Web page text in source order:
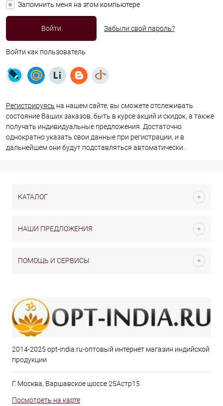
Запомнить меня на этом компьютере
Забыли свой пароль?
Войти как пользователь
Регистрируясь на нашем сайте, вы сможете отслеживать
состояние Ваших заказов, быть в курсе акций и скидок, а также
получать индивидуальные предложения. Достаточно
однократно указать свои данные при регистрации, и в
дальнейшем они будут подставляться автоматически.
КАТАЛОГ
НАШИ ПРЕДЛОЖЕНИЯ
ПОМОЩЬ И СЕРВИСЫ
2014-2025 opt-india.ru-оптовый интернет магазин индийской
продукции
Г. Москва, Варшавское шоссе 25Астр15
Посмотреть на карте